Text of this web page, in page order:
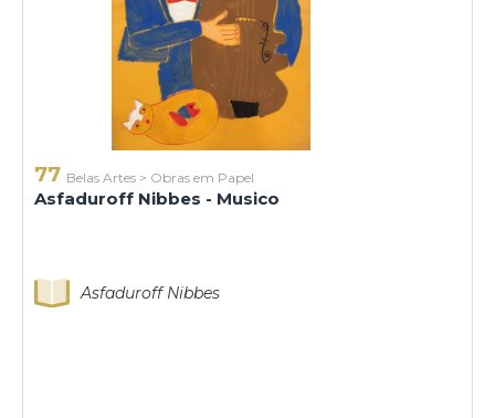
77 Belas Artes > Obras em Papel
Asfaduroff Nibbes - Musico
Asfaduroff Nibbes